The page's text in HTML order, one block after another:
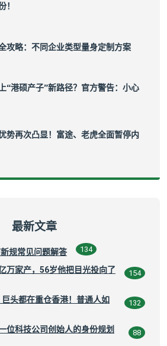
！
攻略：不同企业类型量身定制方案
“港硕产子”新路径？官方警告：小心
势再次凸显！富途、老虎全面暂停内
最新文章
规常见问题解答 134
万家产，56岁他把目光投向了
154
头都在重仓香港！普通人如
132
位科技公司创始人的身份规划
88